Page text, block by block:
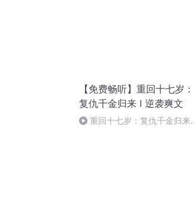
【免费畅听】重回十七岁：
复仇千金归来 I 逆袭爽文
重回十七岁：复仇千金归来